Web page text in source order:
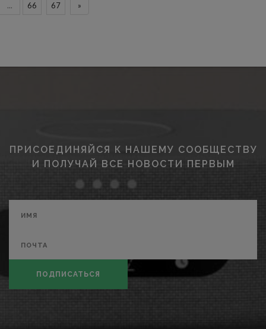
...
66 67 »
ПРИСОЕДИНЯЙСЯ К НАШЕМУ СООБЩЕСТВУ
И ПОЛУЧАЙ ВСЕ НОВОСТИ ПЕРВЫМ
ПОДПИСАТЬСЯ